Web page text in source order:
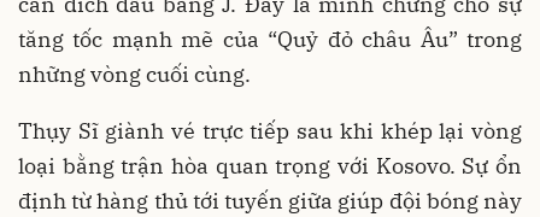
tăng tốc mạnh mẽ của “Quỷ đỏ châu Âu” trong
những vòng cuối cùng.
Thụy Sĩ giành vé trực tiếp sau khi khép lại vòng
loại bằng trận hòa quan trọng với Kosovo. Sự ổn
định từ hàng thủ tới tuyến giữa giúp đội bóng này